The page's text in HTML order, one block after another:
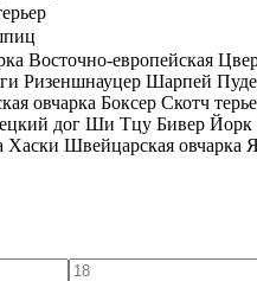
Восточно-европейская
Ризеншнауцер Шарпей
овчарка Боксер Скотч
дог Ши Тцу Бивер Йорк
Хаски Швейцарская овчарка